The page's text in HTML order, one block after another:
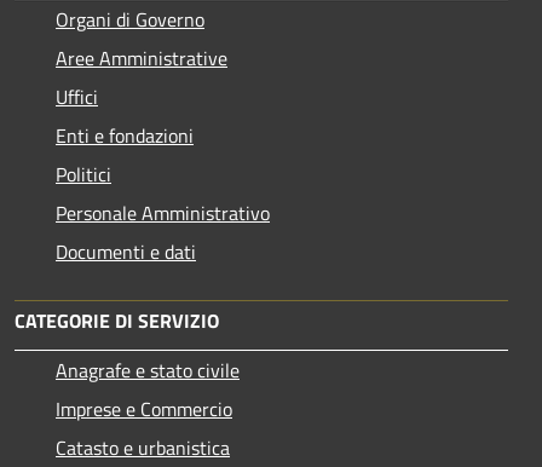
Organi di Governo
Aree Amministrative
Uffici
Enti e fondazioni
Politici
Personale Amministrativo
Documenti e dati
CATEGORIE DI SERVIZIO
Anagrafe e stato civile
Imprese e Commercio
Catasto e urbanistica